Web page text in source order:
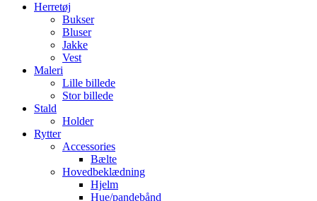
Herretøj
Bukser
Bluser
Jakke
Vest
Maleri
Lille billede
Stor billede
Stald
Holder
Rytter
Accessories
Bælte
Hovedbeklædning
Hjelm
Hue/pandebånd